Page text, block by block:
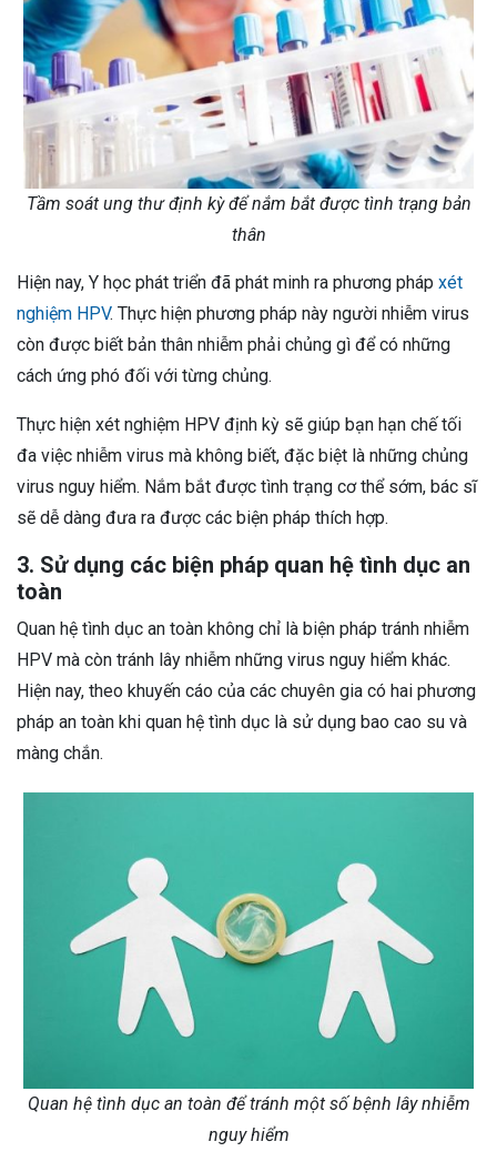
Tầm soát ung thư định kỳ để nắm bắt được tình trạng bản
thân
Hiện nay, Y học phát triển đã phát minh ra phương pháp xét
nghiệm HPV. Thực hiện phương pháp này người nhiễm virus
còn được biết bản thân nhiễm phải chủng gì để có những
cách ứng phó đối với từng chủng.
Thực hiện xét nghiệm HPV định kỳ sẽ giúp bạn hạn chế tối
đa việc nhiễm virus mà không biết, đặc biệt là những chủng
virus nguy hiểm. Nắm bắt được tình trạng cơ thể sớm, bác sĩ
sẽ dễ dàng đưa ra được các biện pháp thích hợp.
3. Sử dụng các biện pháp quan hệ tình dục an
toàn
Quan hệ tình dục an toàn không chỉ là biện pháp tránh nhiễm
HPV mà còn tránh lây nhiễm những virus nguy hiểm khác.
Hiện nay, theo khuyến cáo của các chuyên gia có hai phương
pháp an toàn khi quan hệ tình dục là sử dụng bao cao su và
màng chắn.
Quan hệ tình dục an toàn để tránh một số bệnh lây nhiễm
nguy hiểm